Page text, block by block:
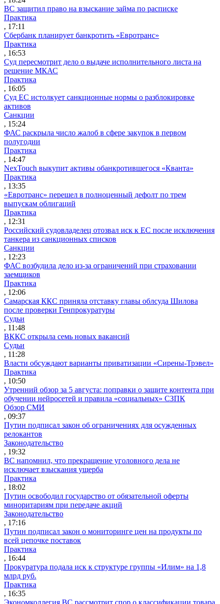
ВС защитил право на взыскание займа по расписке
Практика
, 17:11
Сбербанк планирует банкротить «Евротранс»
Практика
, 16:53
Суд пересмотрит дело о выдаче исполнительного листа на
решение МКАС
Практика
, 16:05
Суд ЕС истолкует санкционные нормы о разблокировке
активов
Санкции
, 15:24
ФАС раскрыла число жалоб в сфере закупок в первом
полугодии
Практика
, 14:47
NexTouch выкупит активы обанкротившегося «Кванта»
Практика
, 13:35
«Евротранс» перешел в полноценный дефолт по трем
выпускам облигаций
Практика
, 12:31
Российский судовладелец отозвал иск к ЕС после исключения
танкера из санкционных списков
Санкции
, 12:23
ФАС возбудила дело из-за ограничений при страховании
заемщиков
Практика
, 12:06
Самарская ККС приняла отставку главы облсуда Шилова
после проверки Генпрокуратуры
Судьи
, 11:48
ВККС открыла семь новых вакансий
Судьи
, 11:28
Власти обсуждают варианты приватизации «Сирены-Трэвел»
Практика
, 10:50
Утренний обзор за 5 августа: поправки о защите контента при
обучении нейросетей и правила «социальных» СЗПК
Обзор СМИ
, 09:37
Путин подписал закон об ограничениях для осужденных
релокантов
Законодательство
, 19:32
ВС напомнил, что прекращение уголовного дела не
исключает взыскания ущерба
Практика
, 18:02
Путин освободил государство от обязательной оферты
миноритариям при передаче акций
Законодательство
, 17:16
Путин подписал закон о мониторинге цен на продукты по
всей цепочке поставок
Практика
, 16:44
Прокуратура подала иск к структуре группы «Илим» на 1,8
млрд руб.
Практика
, 16:35
Экономколлегия ВС рассмотрит спор о классификации товара